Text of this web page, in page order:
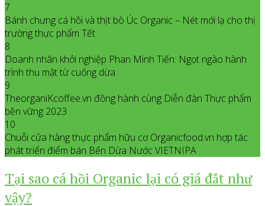
7
Bánh chưng cá hồi và thịt bò Úc Organic – Nét mới lạ cho thị
trường thực phẩm Tết
8
Doanh nhân khởi nghiệp Phan Minh Tiến: Ngọt ngào hành
trình thu mật từ cuống dừa
9
TheorganiKcoffee.vn đồng hành cùng Diễn đàn Thực phẩm
bền vững 2023
10
Chuỗi cửa hàng thực phẩm hữu cơ Organicfood.vn hợp tác
phát triển điểm bán Bến Dừa Nước VIETNIPA
Tại sao cá hồi Organic lại có giá đắt như
vậy?